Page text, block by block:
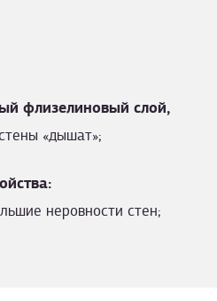
флизелиновый слой,
«дышат»;
неровности стен;